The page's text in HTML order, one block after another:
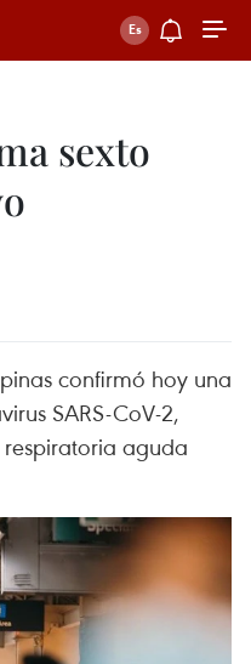
sexto
confirmó hoy una
SARS-CoV-2,
aguda